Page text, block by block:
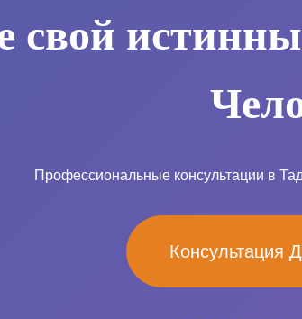
свой
Профессиональные консультации в
Консультация